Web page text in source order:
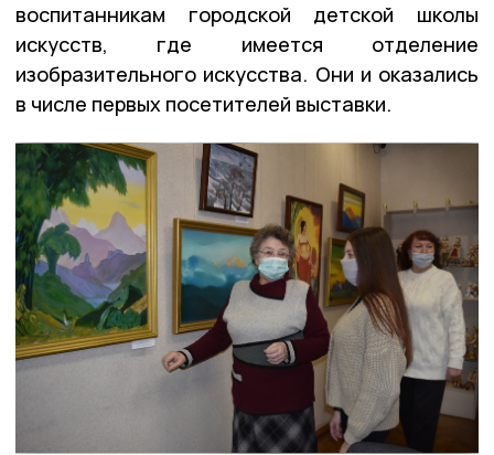
воспитанникам городской детской школы
искусств, где имеется отделение
изобразительного искусства. Они и оказались
в числе первых посетителей выставки.